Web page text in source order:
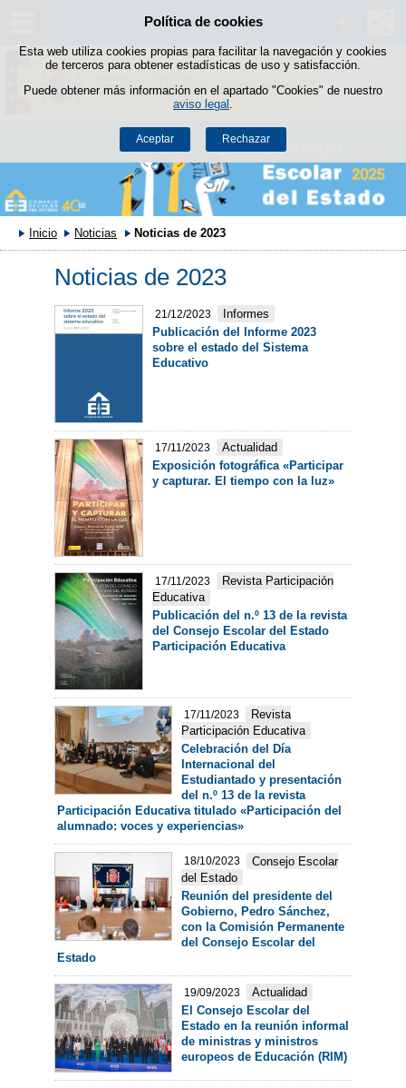
Política de cookies
Esta web utiliza cookies propias para facilitar la navegación y cookies
de terceros para obtener estadísticas de uso y satisfacción.
Puede obtener más información en el apartado "Cookies" de nuestro
aviso legal
Aceptar Rechazar
Saltar al contenido
Inicio Noticias Noticias de 2023
Noticias de 2023
21/12/2023
Informes
Publicación del Informe 2023
sobre el estado del Sistema
Educativo
17/11/2023
Actualidad
Exposición fotográfica «Participar
y capturar. El tiempo con la luz»
17/11/2023
Revista Participación
Educativa
Publicación del n.º 13 de la revista
del Consejo Escolar del Estado
Participación Educativa
17/11/2023
Revista
Participación Educativa
Celebración del Día
Internacional del
Estudiantado y presentación
del n.º 13 de la revista
Participación Educativa titulado «Participación del
alumnado: voces y experiencias»
18/10/2023
Consejo Escolar
del Estado
Reunión del presidente del
Gobierno, Pedro Sánchez,
con la Comisión Permanente
del Consejo Escolar del
Estado
19/09/2023
Actualidad
El Consejo Escolar del
Estado en la reunión informal
de ministras y ministros
europeos de Educación (RIM)